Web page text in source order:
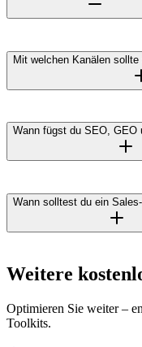
Mit welchen Kanälen
Wann fügst du SEO, GEO
Wann solltest du ein
Weitere
Optimieren Sie weiter –
Toolkits.